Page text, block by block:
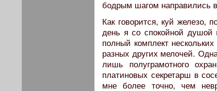
бодрым шагом направились
Как говорится, куй железо,
день я со спокойной душой
полный комплект
разных других мелочей.
лишь полуграмотного
платиновых секретарш в
мне более точно, чем